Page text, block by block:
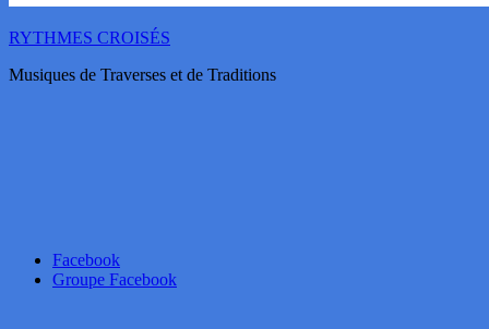
RYTHMES CROISÉS
Musiques de Traverses et de Traditions
Facebook
Groupe Facebook